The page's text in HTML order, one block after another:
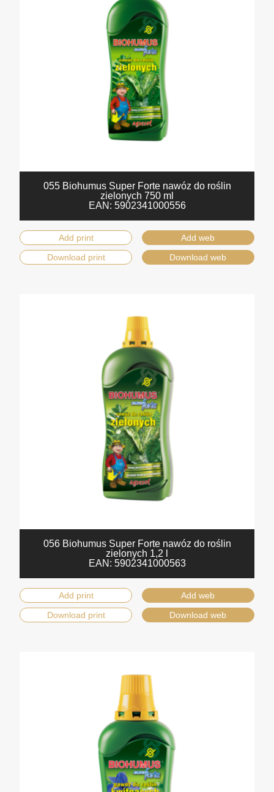
055 Biohumus Super Forte nawóz do roślin
zielonych 750 ml
EAN: 5902341000556
Add print
Add web
Download print
Download web
056 Biohumus Super Forte nawóz do roślin
zielonych 1,2 l
EAN: 5902341000563
Add print
Add web
Download print
Download web